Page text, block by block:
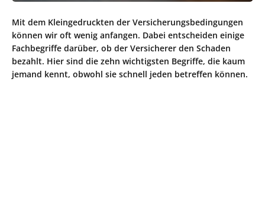
Mit dem Kleingedruckten der Versicherungsbedingungen
können wir oft wenig anfangen. Dabei entscheiden einige
Fachbegriffe darüber, ob der Versicherer den Schaden
bezahlt. Hier sind die zehn wichtigsten Begriffe, die kaum
jemand kennt, obwohl sie schnell jeden betreffen können.